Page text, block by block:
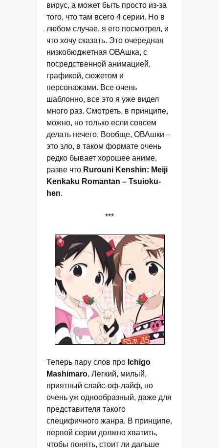
вирус, а может быть просто из-за
того, что там всего 4 серии. Но в
любом случае, я его посмотрел, и
что хочу сказать. Это очередная
низкобюджетная ОВАшка, с
посредственной анимацией,
графикой, сюжетом и
персонажами. Все очень
шаблонно, все это я уже видел
много раз. Смотреть, в принципе,
можно, но только если совсем
делать нечего. Вообще, ОВАшки –
это зло, в таком формате очень
редко бывает хорошее аниме,
разве что Rurouni Kenshin: Meiji
Kenkaku Romantan – Tsuioku-
hen.
***
Теперь пару слов про Ichigo
Mashimaro. Легкий, милый,
приятный слайс-оф-лайф, но
очень уж однообразный, даже для
представителя такого
специфичного жанра. В принципе,
первой серии должно хватить,
чтобы понять, стоит ли дальше